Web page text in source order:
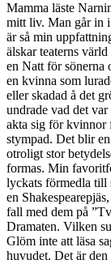
Mamma läste
mitt liv. Man går in
är så min
älskar teaterns
en Natt för sönerna
en kvinna som
eller skadad å det
undrade vad det
akta sig för kvinnor
stympad. Det blir
otroligt stor
formas. Min
lyckats förmedla till
en
fall med dem på
Dramaten. Vilken
Glöm inte att läsa
huvudet. Det är den